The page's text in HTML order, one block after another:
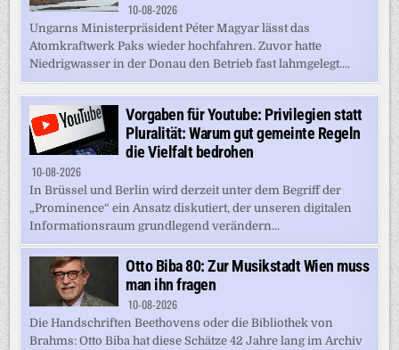
10-08-2026
Ungarns Ministerpräsident Péter Magyar lässt das
Atomkraftwerk Paks wieder hochfahren. Zuvor hatte
Niedrigwasser in der Donau den Betrieb fast lahmgelegt....
Vorgaben für Youtube: Privilegien statt
Pluralität: Warum gut gemeinte Regeln
die Vielfalt bedrohen
10-08-2026
In Brüssel und Berlin wird derzeit unter dem Begriff der
„Prominence“ ein Ansatz diskutiert, der unseren digitalen
Informationsraum grundlegend verändern...
Otto Biba 80: Zur Musikstadt Wien muss
man ihn fragen
10-08-2026
Die Handschriften Beethovens oder die Bibliothek von
Brahms: Otto Biba hat diese Schätze 42 Jahre lang im Archiv